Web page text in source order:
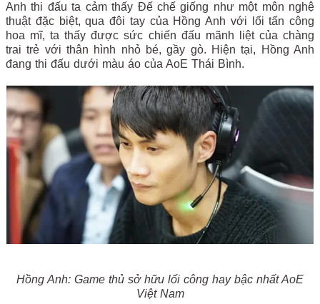
Anh thi đấu ta cảm thấy Đế chế giống như một môn nghệ
thuật đặc biệt, qua đôi tay của Hồng Anh với lối tấn công
hoa mĩ, ta thấy được sức chiến đấu mãnh liệt của chàng
trai trẻ với thân hình nhỏ bé, gầy gò. Hiện tại, Hồng Anh
đang thi đấu dưới màu áo của AoE Thái Bình.
Hồng Anh: Game thủ sở hữu lối công hay bậc nhất AoE
Việt Nam